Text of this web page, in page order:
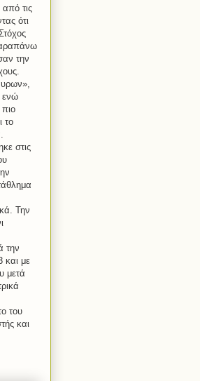
τις
ότι
την
ενώ
το
στις
Την
την
και με
μετά
του
και